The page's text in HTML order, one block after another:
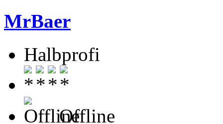
MrBaer
Halbprofi
Offline